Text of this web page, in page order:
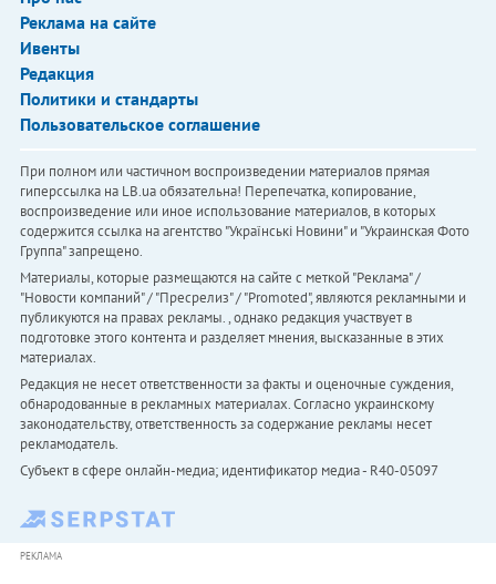
Реклама на сайте
Ивенты
Редакция
Политики и стандарты
Пользовательское соглашение
При полном или частичном воспроизведении материалов прямая
гиперссылка на LB.ua обязательна! Перепечатка, копирование,
воспроизведение или иное использование материалов, в которых
содержится ссылка на агентство "Українськi Новини" и "Украинская Фото
Группа" запрещено.
Материалы, которые размещаются на сайте с меткой "Реклама" /
"Новости компаний" / "Пресрелиз" / "Promoted", являются рекламными и
публикуются на правах рекламы. , однако редакция участвует в
подготовке этого контента и разделяет мнения, высказанные в этих
материалах.
Редакция не несет ответственности за факты и оценочные суждения,
обнародованные в рекламных материалах. Согласно украинскому
законодательству, ответственность за содержание рекламы несет
рекламодатель.
Субъект в сфере онлайн-медиа; идентификатор медиа - R40-05097
РЕКЛАМА